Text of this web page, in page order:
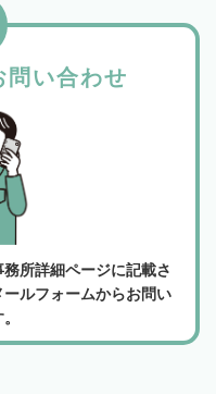
問い合わせ
所詳細ページに記載さ
ルフォームからお問い